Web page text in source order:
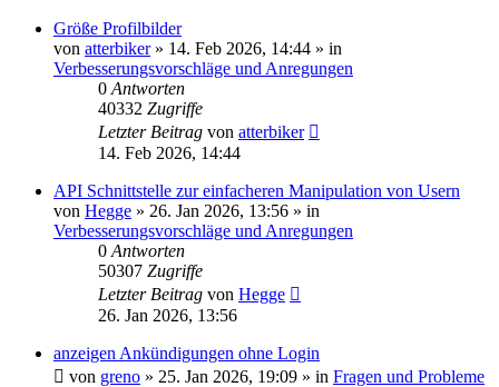
Größe Profilbilder
von atterbiker» 14. Feb 2026, 14:44 » in
Verbesserungsvorschläge und Anregungen
0 Antworten
40332 Zugriffe
Letzter Beitrag von atterbiker
14. Feb 2026, 14:44
API Schnittstelle zur einfacheren Manipulation von Usern
von Hegge » 26. Jan 2026, 13:56 » in
Verbesserungsvorschläge und Anregungen
0 Antworten
50307 Zugriffe
Letzter Beitrag von Hegge
26. Jan 2026, 13:56
anzeigen Ankündigungen ohne Login
von greno » 25. Jan 2026, 19:09 » in Fragen und Probleme